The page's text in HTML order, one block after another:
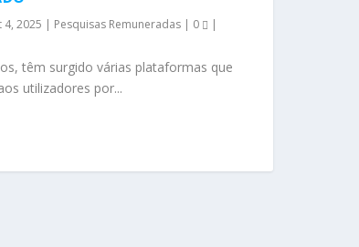
4, 2025 | Pesquisas Remuneradas | 0 |
têm surgido várias plataformas que
utilizadores por...